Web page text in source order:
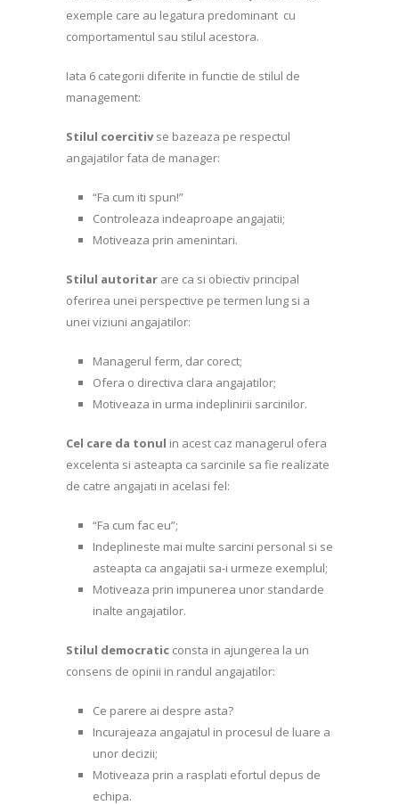
exemple care au legatura predominant cu
comportamentul sau stilul acestora.
Iata 6 categorii diferite in functie de stilul de
management:
Stilul coercitivse bazeaza pe respectul
angajatilor fata de manager:
“Fa cum iti spun!”
Controleaza indeaproape angajatii;
Motiveaza prin amenintari.
Stilul autoritar are ca si obiectiv principal
oferirea unei perspective pe termen lung si a
unei viziuni angajatilor:
Managerul ferm, dar corect;
Ofera o directiva clara angajatilor;
Motiveaza in urma indeplinirii sarcinilor.
Cel care da tonul in acest caz managerul ofera
excelenta si asteapta ca sarcinile sa fie realizate
de catre angajati in acelasi fel:
“Fa cum fac eu”;
Indeplineste mai multe sarcini personal si se
asteapta ca angajatii sa-i urmeze exemplul;
Motiveaza prin impunerea unor standarde
inalte angajatilor.
Stilul democratic consta in ajungerea la un
consens de opinii in randul angajatilor:
Ce parere ai despre asta?
Incurajeaza angajatul in procesul de luare a
unor decizii;
Motiveaza prin a rasplati efortul depus de
echipa.